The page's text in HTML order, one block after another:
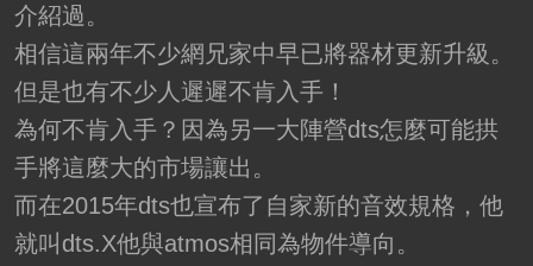
介紹過。
相信這兩年不少網兄家中早已將器材更新升級。
但是也有不少人遲遲不肯入手！
為何不肯入手？因為另一大陣營dts怎麼可能拱
手將這麼大的市場讓出。
而在2015年dts也宣布了自家新的音效規格，他
就叫dts.X他與atmos相同為物件導向。